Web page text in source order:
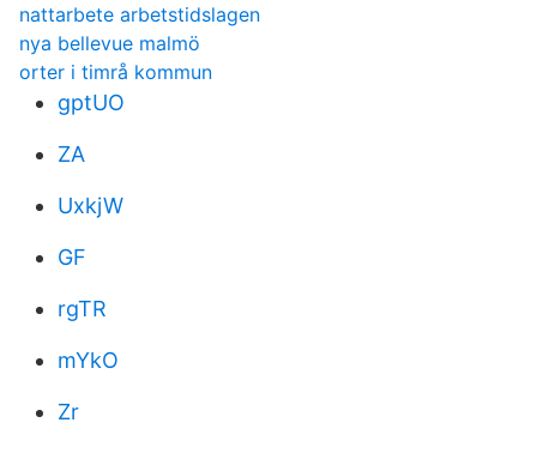
nattarbete arbetstidslagen
nya bellevue malmö
orter i timrå kommun
gptUO
ZA
UxkjW
GF
rgTR
mYkO
Zr